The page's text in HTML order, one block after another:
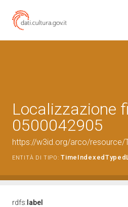
Localizzazione
0500042905
https://w3id.org/arco/resource/
ENTITÀ DI TIPO:
rdfs: label